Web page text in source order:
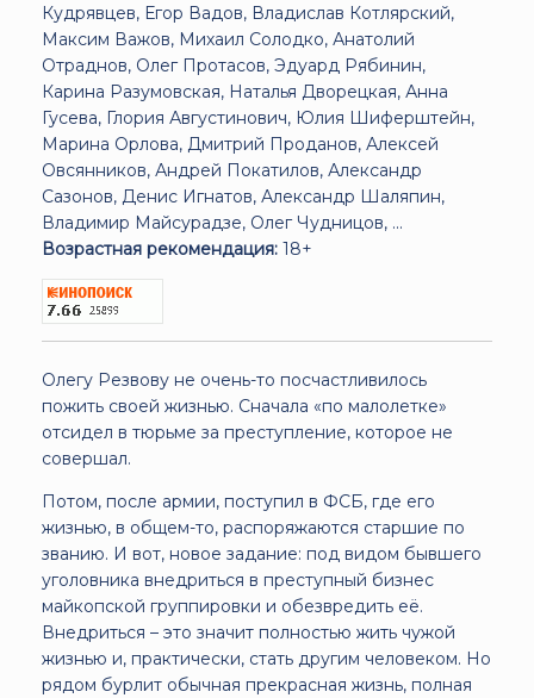
Кудрявцев, Егор Вадов, Владислав Котлярский,
Максим Важов, Михаил Солодко, Анатолий
Отраднов, Олег Протасов, Эдуард Рябинин,
Карина Разумовская, Наталья Дворецкая, Анна
Гусева, Глория Августинович, Юлия Шиферштейн,
Марина Орлова, Дмитрий Проданов, Алексей
Овсянников, Андрей Покатилов, Александр
Сазонов, Денис Игнатов, Александр Шаляпин,
Владимир Майсурадзе, Олег Чудницов, ...
Возрастная рекомендация: 18+
Олегу Резвову не очень-то посчастливилось
пожить своей жизнью. Сначала «по малолетке»
отсидел в тюрьме за преступление, которое не
совершал.
Потом, после армии, поступил в ФСБ, где его
жизнью, в общем-то, распоряжаются старшие по
званию. И вот, новое задание: под видом бывшего
уголовника внедриться в преступный бизнес
майкопской группировки и обезвредить её.
Внедриться – это значит полностью жить чужой
жизнью и, практически, стать другим человеком. Но
рядом бурлит обычная прекрасная жизнь, полная